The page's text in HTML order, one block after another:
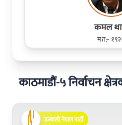
कमल
मत:-
काठमाडौं-५ निर्वाचन
उज्यालो नेपाल पार्टी